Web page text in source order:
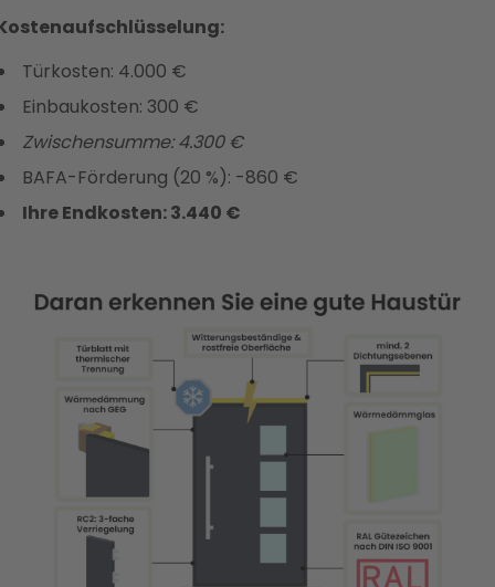
Türkosten: 4.000 €
Einbaukosten: 300 €
Zwischensumme: 4.300 €
BAFA-Förderung (20 %): -860 €
Ihre Endkosten: 3.440 €